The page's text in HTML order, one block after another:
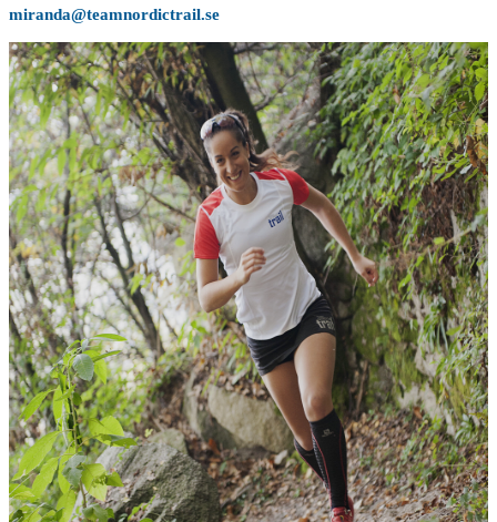
miranda@teamnordictrail.se